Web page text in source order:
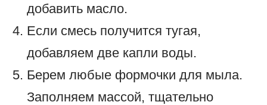
добавить масло.
Если смесь получится тугая,
добавляем две капли воды.
Берем любые формочки для мыла.
Заполняем массой, тщательно